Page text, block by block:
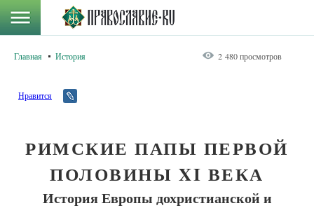
Главная История 2 480 просмотров
Нравится
РИМСКИЕ ПАПЫ ПЕРВОЙ
ПОЛОВИНЫ XI ВЕКА
История Европы дохристианской и